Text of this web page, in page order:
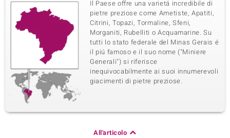
Il Paese offre una varietá incredibile di
pietre preziose come Ametiste, Apatiti,
Citrini, Topazi, Tormaline, Sfeni,
Morganiti, Rubelliti o Acquamarine. Su
tutti lo stato federale del Minas Gerais é
il piú famoso e il suo nome ("Miniere
Generali") si riferisce
inequivocabilmente ai suoi innumerevoli
giacimenti di pietre preziose.
All'articolo